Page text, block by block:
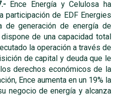
Ence Energía y Celulosa ha
participación de EDF Energies
de generación de energía de
de una capacidad total
la operación a través de
de capital y deuda que le
derechos económicos de la
Ence aumenta en un 19% la
negocio de energía y alcanza